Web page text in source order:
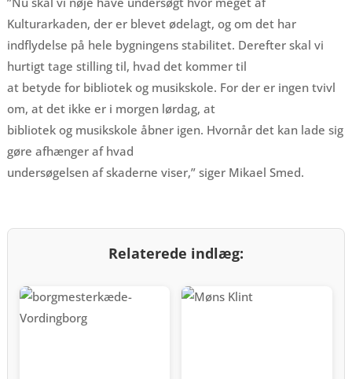
Kulturarkaden, der er blevet ødelagt, og om det har
indflydelse på hele bygningens stabilitet. Derefter skal vi
hurtigt tage stilling til, hvad det kommer til
at betyde for bibliotek og musikskole. For der er ingen tvivl
om, at det ikke er i morgen lørdag, at
bibliotek og musikskole åbner igen. Hvornår det kan lade sig
gøre afhænger af hvad
undersøgelsen af skaderne viser,” siger Mikael Smed.
Relaterede indlæg: